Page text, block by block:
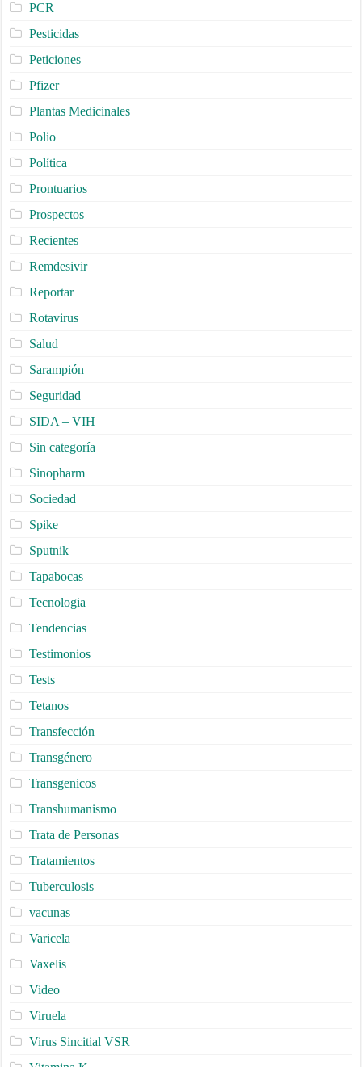
PCR
Pesticidas
Peticiones
Pfizer
Plantas Medicinales
Polio
Política
Prontuarios
Prospectos
Recientes
Remdesivir
Reportar
Rotavirus
Salud
Sarampión
Seguridad
SIDA – VIH
Sin categoría
Sinopharm
Sociedad
Spike
Sputnik
Tapabocas
Tecnologia
Tendencias
Testimonios
Tests
Tetanos
Transfección
Transgénero
Transgenicos
Transhumanismo
Trata de Personas
Tratamientos
Tuberculosis
vacunas
Varicela
Vaxelis
Video
Viruela
Virus Sincitial VSR